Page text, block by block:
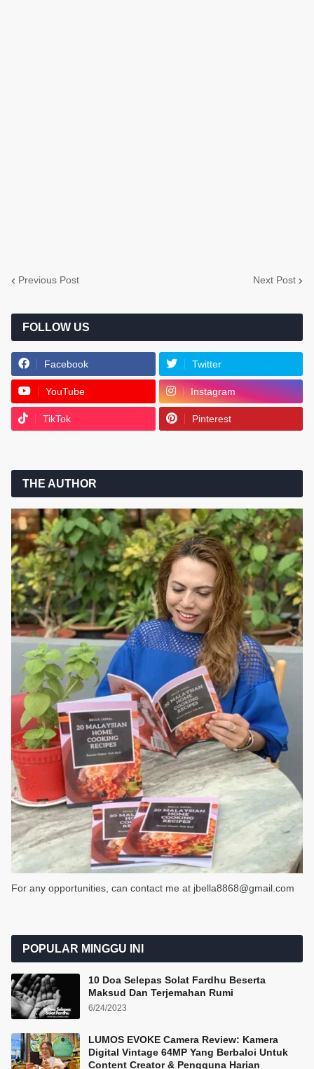
Previous Post Next Post
FOLLOW US
Facebook Twitter
YouTube Instagram
TikTok Pinterest
THE AUTHOR
For any opportunities, can contact me at jbella8868@gmail.com
POPULAR MINGGU INI
10 Doa Selepas Solat Fardhu Beserta
Maksud Dan Terjemahan Rumi
6/24/2023
LUMOS EVOKE Camera Review: Kamera
Digital Vintage 64MP Yang Berbaloi Untuk
Content Creator & Pengguna Harian